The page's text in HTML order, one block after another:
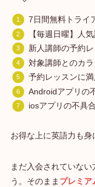
7日間無料トライ
【毎週日曜】人
新人講師の予約
対象講師とのカ
予約レッスンに
Androidアプリの
iosアプリの不具
お得な上に英語力も身
まだ入会されていな
う。そのまま プレミ